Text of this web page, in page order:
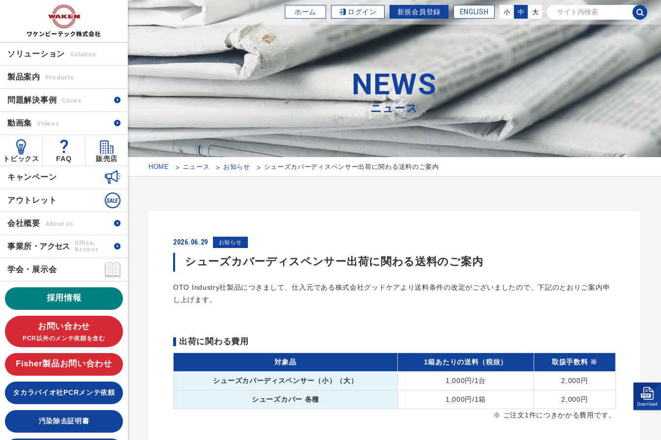
小 中 大
ENGLISH
ログイン 新規会員登録
ホーム
ソリューション Solution
製品案内 Products
問題解決事例 Cases
動画集 Videos
トピックス FAQ 販売店
キャンペーン
アウトレット
会社概要 About us
事業所 ・アクセス
Office,
Access
学会・展示会
採用情報
お問い合わせ
PCR以外のメンテ依頼を含む
Fisher製品お問い合わせ
タカラバイオ社PCRメンテ依頼
汚染除去証明書
NEWS
ニュース
HOME ニュース お知らせ シューズカバーディスペンサー出荷に関わる送料のご案内
2026.06.29 お知らせ
シューズカバーディスペンサー出荷に関わる送料のご案内
OTO Industry社製品につきまして、仕入元である株式会社グッドケアより送料条件の改定がございましたので、下記のとおりご案内申
し上げます。
出荷に関わる費用
対象品 1箱あたりの送料（税抜） 取扱手数料 ※
シューズカバーディスペンサー（小）（大） 1,000円/1台 2,000円
シューズカバー 各種 1,000円/1箱
2,000円
※ ご注文1件につきかかる費用です。
Download